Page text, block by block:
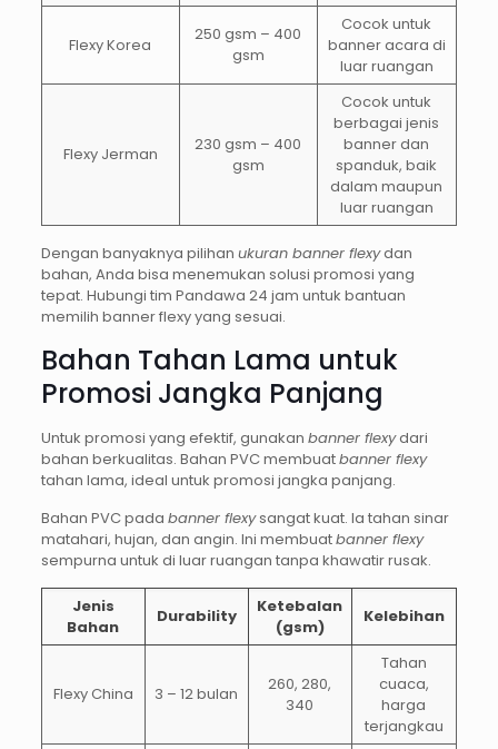
Flexy Korea
250 gsm – 400
gsm
Cocok untuk
banner acara di
luar ruangan
Flexy Jerman
230 gsm – 400
gsm
Cocok untuk
berbagai jenis
banner dan
spanduk, baik
dalam maupun
luar ruangan
Dengan banyaknya pilihan ukuran banner flexydan
bahan, Anda bisa menemukan solusi promosi yang
tepat. Hubungi tim Pandawa 24 jam untuk bantuan
memilih banner flexy yang sesuai.
Bahan Tahan Lama untuk
Promosi Jangka Panjang
Untuk promosi yang efektif, gunakan banner flexydari
bahan berkualitas. Bahan PVC membuatbanner flexy
tahan lama, ideal untuk promosi jangka panjang.
Bahan PVC pada banner flexysangat kuat. Ia tahan sinar
matahari, hujan, dan angin. Ini membuatbanner flexy
sempurna untuk di luar ruangan tanpa khawatir rusak.
Jenis
Bahan
Durability
Ketebalan
(gsm)
Kelebihan
Flexy China 3 – 12 bulan
260, 280,
340
Tahan
cuaca,
harga
terjangkau